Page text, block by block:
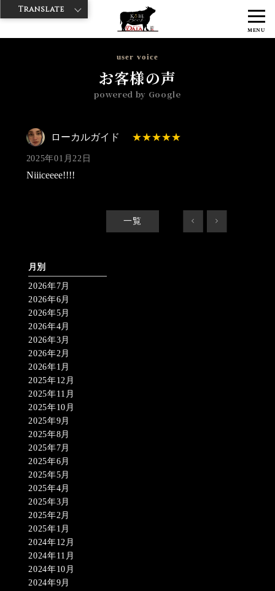
MENU
神戸牛ダイヤ > 神戸牛ダイア すし屋通り店
ロー
user voice
お客様の声
powered by Google
ローカルガイド
2025年01月22日
Niiiceeee!!!!
一覧 < >
月別
2026年7月
2026年6月
2026年5月
2026年4月
2026年3月
2026年2月
2026年1月
2025年12月
2025年11月
2025年10月
2025年9月
2025年8月
2025年7月
2025年6月
2025年5月
2025年4月
2025年3月
2025年2月
2025年1月
2024年12月
2024年11月
2024年10月
2024年9月
Translate